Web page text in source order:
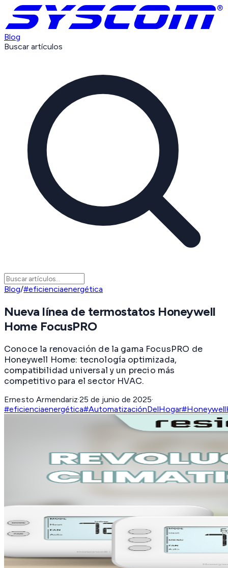
Blog
Buscar artículos
Blog/#eficienciaenergética
Nueva línea de termostatos Honeywell
Home FocusPRO
Conoce la renovación de la gama FocusPRO de
Honeywell Home: tecnología optimizada,
compatibilidad universal y un precio más
competitivo para el sector HVAC.
Ernesto Armendariz·25 de junio de 2025·
#eficienciaenergética#AutomatizaciónDelHogar